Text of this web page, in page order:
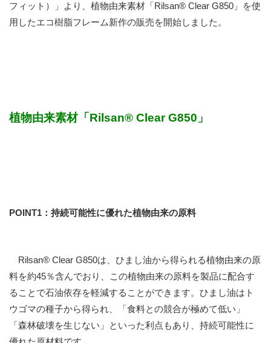
フィット）」より、植物由来素材「Rilsan® Clear G850」を使
用したエコ樹脂フレーム新作の販売を開始しました。
植物由来素材「Rilsan® Clear G850」
POINT1 ：持続可能性に優れた植物由来の原料
Rilsan® Clear G850は、ひまし油から得られる植物由来の原
料を約45％含んでおり、この植物由来の原料を製品に配合す
ることで石油依存を軽減することができます。ひまし油はト
ウゴマの種子から得られ、「食料との競合が極めて低い」
「森林破壊を生じない」といった利点もあり、持続可能性に